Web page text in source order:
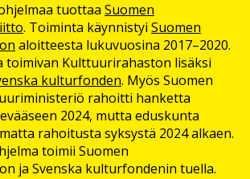
tuottaa Suomen
. Toiminta käynnistyi Suomen
aloitteesta lukuvuosina 2017–2020.
toimivan Kulttuurirahaston lisäksi
kulturfonden. Myös Suomen
rahoitti hanketta
2024, mutta eduskunta
rahoitusta syksystä 2024 alkaen.
toimii Suomen
ja Svenska kulturfondenin tuella.